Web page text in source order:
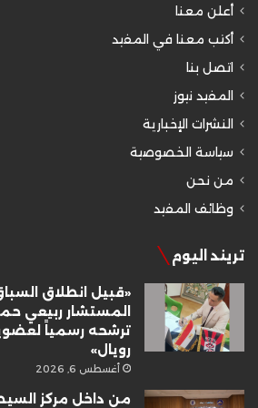
أعلن معنا
أكتب معنا في المفيد
اتصل بنا
المفيد نيوز
النشرات الإخبارية
سياسة الخصوصية
من نحن
وظائف المفيد
تريند اليوم
«قبيل انطلاق
المستشار ربيعي
ترشحه رسمياً
رويال»
أغسطس 6, 2026
من داخل مركز